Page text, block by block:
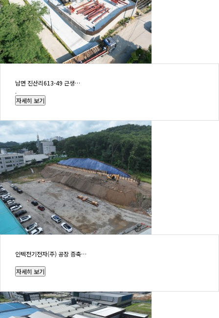
남면 진산리613-49 근생…
.
인텍전기전자(주) 공장 증축…